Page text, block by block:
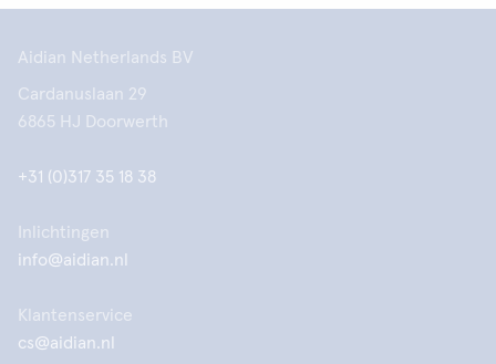
Aidian Netherlands BV
Cardanuslaan 29
6865 HJ Doorwerth
+31 (0)317 35 18 38
Inlichtingen
info@aidian.nl
Klantenservice
cs@aidian.nl